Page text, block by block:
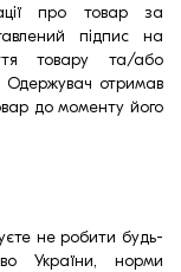
про товар за
підпис на
товару та/або
отримав
до моменту його
не робити будь-
України, норми